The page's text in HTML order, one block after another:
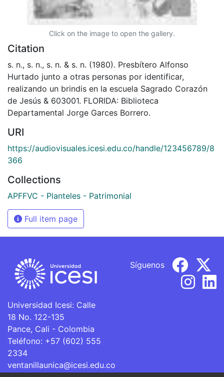
Click on the image to open the gallery.
Citation
s. n., s. n., s. n. & s. n. (1980). Presbítero Alfonso
Hurtado junto a otras personas por identificar,
realizando un brindis en la escuela Sagrado Corazón
de Jesús & 603001. FLORIDA: Biblioteca
Departamental Jorge Garces Borrero.
URI
https://audiovisuales.icesi.edu.co/handle/123456789/8
366
Collections
APFFVC - Planteles - Patrimonial
Full item page
Universidad Icesi: Calle
18 No. 122-135
Pance, Cali - Colombia
Teléfono: +57 (602) 555
2334
ventanillaunica@icesi.edu.co
Síguenos